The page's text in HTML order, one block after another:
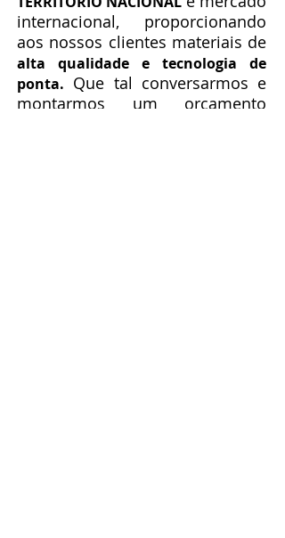
internacional, proporcionando
aos nossos clientes materiais de
alta qualidade e tecnologia de
ponta. Que tal conversarmos e
montarmos um orçamento